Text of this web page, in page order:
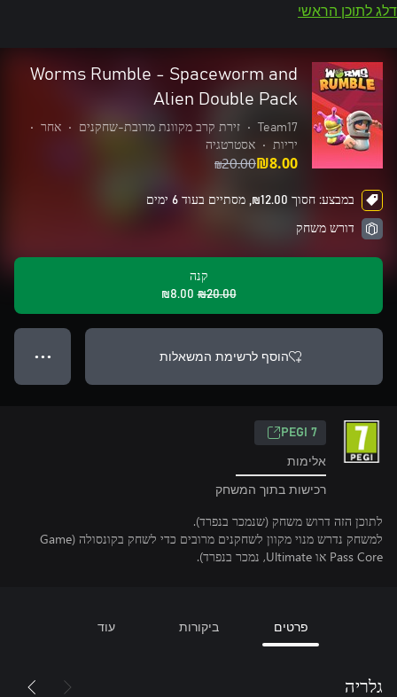
דלג לתוכן הראשי
Worms Rumble - Spaceworm and
Alien Double Pack
Team17
• זירת קרב מקוונת מרובת-שחקנים • אחר
•
יריות
• אסטרטגיה
‪₪‎20.00‬‪₪‎8.00‬
במבצע: חסוך ‪₪‎12.00‬, מסתיים בעוד 6 ימים
דורש משחק
קנה
‪₪‎20.00‬
‪₪‎8.00‬
הוסף לרשימת המשאלות ● ● ●
PEGI 7
אלימות
רכישות בתוך המשחק
לתוכן הזה דרוש משחק (שנמכר בנפרד).
למשחק נדרש מנוי מקוון לשחקנים מרובים כדי לשחק בקונסולה (Game
Pass Core או Ultimate, נמכר בנפרד).
פרטים ביקורות עוד
גלריה